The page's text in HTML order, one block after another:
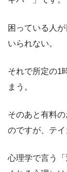
困っている人
いられない。
それで所定の1
まう。
そのあと有料
のですが、テイ
心理学で言う